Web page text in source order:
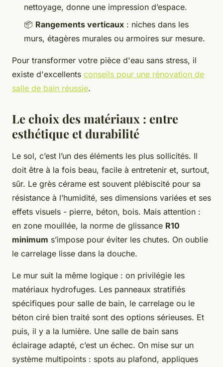
nettoyage, donne une impression d’espace.
📦 Rangements verticaux : niches dans les
murs, étagères murales ou armoires sur mesure.
Pour transformer votre pièce d'eau sans stress, il
existe d'excellents conseils pour une rénovation de
salle de bain réussie.
Le choix des matériaux : entre
esthétique et durabilité
Le sol, c’est l’un des éléments les plus sollicités. Il
doit être à la fois beau, facile à entretenir et, surtout,
sûr. Le grès cérame est souvent plébiscité pour sa
résistance à l’humidité, ses dimensions variées et ses
effets visuels - pierre, béton, bois. Mais attention :
en zone mouillée, la norme de glissance R10
minimum s’impose pour éviter les chutes. On oublie
le carrelage lisse dans la douche.
Le mur suit la même logique : on privilégie les
matériaux hydrofuges. Les panneaux stratifiés
spécifiques pour salle de bain, le carrelage ou le
béton ciré bien traité sont des options sérieuses. Et
puis, il y a la lumière. Une salle de bain sans
éclairage adapté, c’est un échec. On mise sur un
système multipoints : spots au plafond, appliques